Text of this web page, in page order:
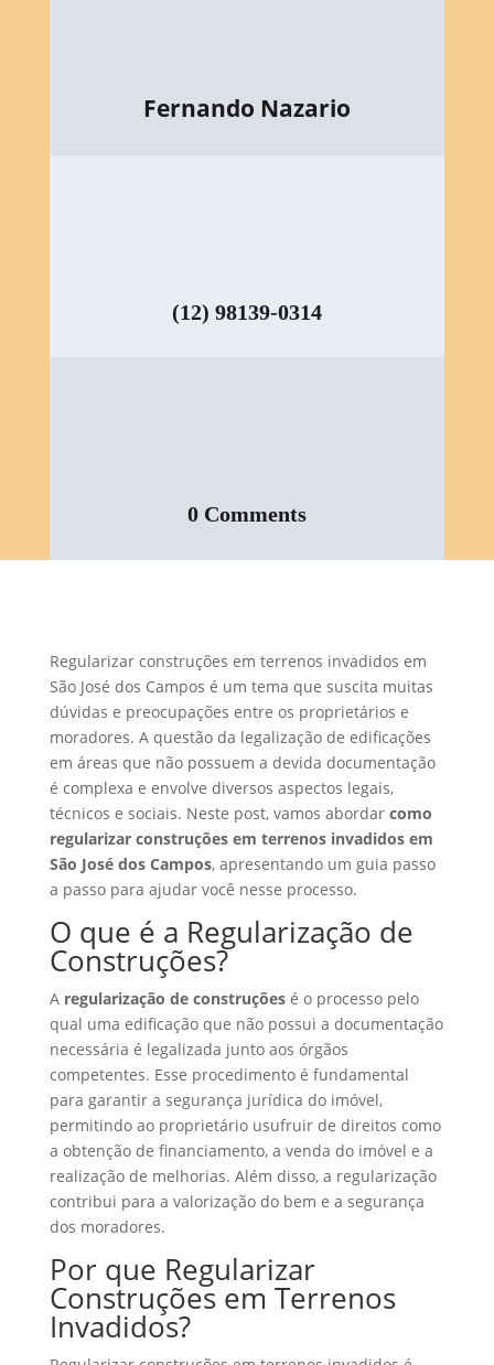
Fernando Nazario
(12) 98139-0314
0 Comments
Regularizar construções em terrenos invadidos em
São José dos Campos é um tema que suscita muitas
dúvidas e preocupações entre os proprietários e
moradores. A questão da legalização de edificações
em áreas que não possuem a devida documentação
é complexa e envolve diversos aspectos legais,
técnicos e sociais. Neste post, vamos abordar como
regularizar construções em terrenos invadidos em
São José dos Campos, apresentando um guia passo
a passo para ajudar você nesse processo.
O que é a Regularização de
Construções?
A regularização de construçõesé o processo pelo
qual uma edificação que não possui a documentação
necessária é legalizada junto aos órgãos
competentes. Esse procedimento é fundamental
para garantir a segurança jurídica do imóvel,
permitindo ao proprietário usufruir de direitos como
a obtenção de financiamento, a venda do imóvel e a
realização de melhorias. Além disso, a regularização
contribui para a valorização do bem e a segurança
dos moradores.
Por que Regularizar
Construções em Terrenos
Invadidos?